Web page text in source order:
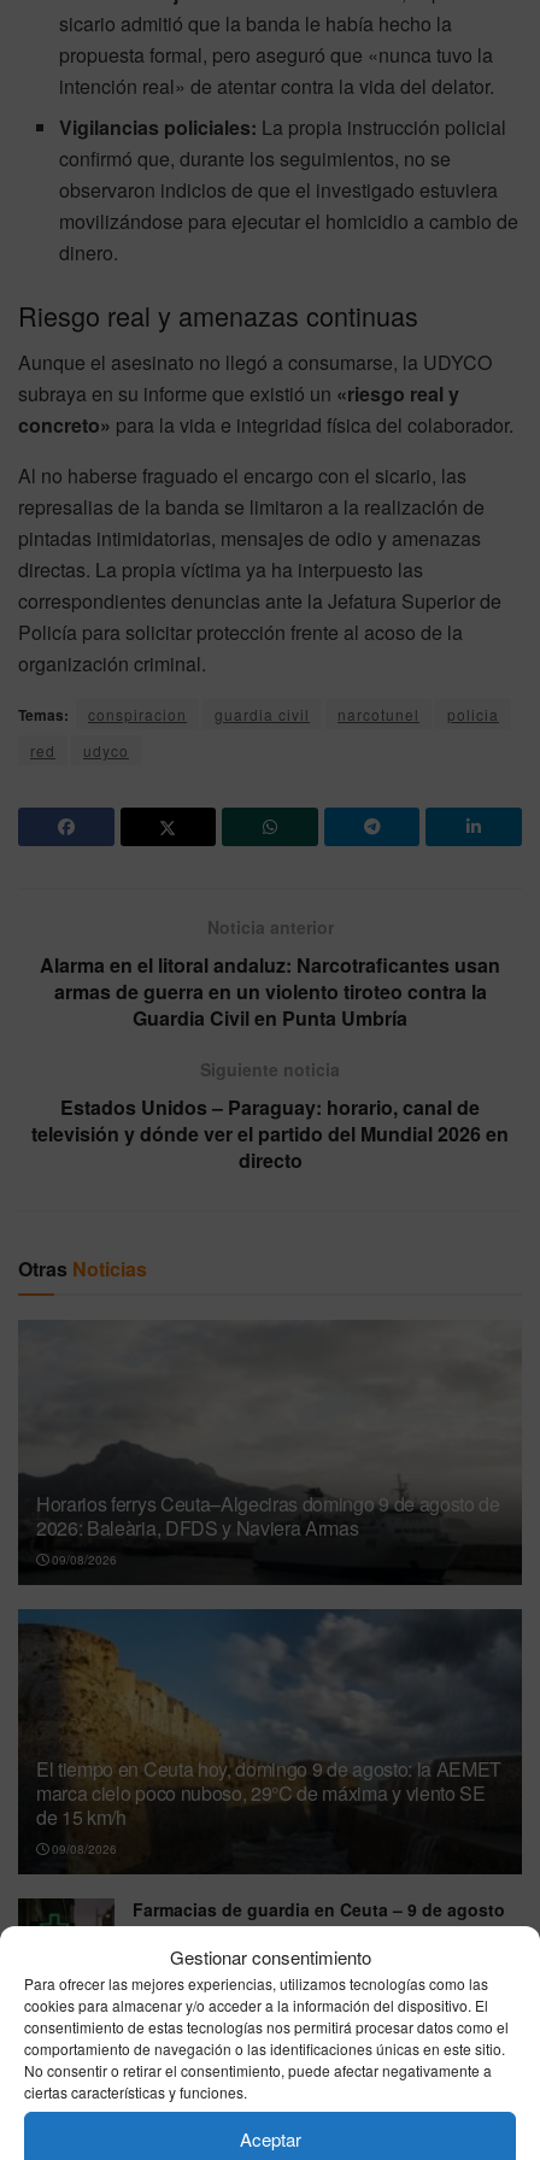
Gestionar consentimiento
Para ofrecer las mejores experiencias, utilizamos tecnologías como las
cookies para almacenar y/o acceder a la información del dispositivo. El
consentimiento de estas tecnologías nos permitirá procesar datos como el
comportamiento de navegación o las identificaciones únicas en este sitio.
No consentir o retirar el consentimiento, puede afectar negativamente a
ciertas características y funciones.
Aceptar
sicario admitió que la banda le había hecho la
propuesta formal, pero aseguró que «nunca tuvo la
intención real» de atentar contra la vida del delator.
Vigilancias policiales: La propia instrucción policial
confirmó que, durante los seguimientos, no se
observaron indicios de que el investigado estuviera
movilizándose para ejecutar el homicidio a cambio de
dinero.
Riesgo real y amenazas continuas
Aunque el asesinato no llegó a consumarse, la UDYCO
subraya en su informe que existió un «riesgo real y
concreto» para la vida e integridad física del colaborador.
Al no haberse fraguado el encargo con el sicario, las
represalias de la banda se limitaron a la realización de
pintadas intimidatorias, mensajes de odio y amenazas
directas. La propia víctima ya ha interpuesto las
correspondientes denuncias ante la Jefatura Superior de
Policía para solicitar protección frente al acoso de la
organización criminal.
Temas: conspiracion guardia civil narcotunel
policia
red
udyco
Noticia anterior
Alarma en el litoral andaluz: Narcotraficantes usan
armas de guerra en un violento tiroteo contra la
Guardia Civil en Punta Umbría
Siguiente noticia
Estados Unidos – Paraguay: horario, canal de
televisión y dónde ver el partido del Mundial 2026 en
directo
Otras Noticias
Horarios ferrys Ceuta–Algeciras domingo 9 de agosto de
2026: Baleària, DFDS y Naviera Armas
09/08/2026
El tiempo en Ceuta hoy, domingo 9 de agosto: la AEMET
marca cielo poco nuboso, 29°C de máxima y viento SE
de 15 km/h
09/08/2026
Farmacias de guardia en Ceuta – 9 de agosto
de 2026
09/08/2026
Las fuerzas de seguridad investigan en Ceuta
seis agresiones sexuales a migrantes tras la
entrada masiva
08/08/2026
España impone controles fronterizos a los